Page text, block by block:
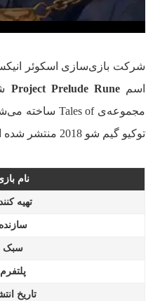
اسمProject Prelude Rune
توکیو گیم شو 2018 منتشر شده است.
نام
تهیه
سازنده
سبک
پلتفرم
تاریخ